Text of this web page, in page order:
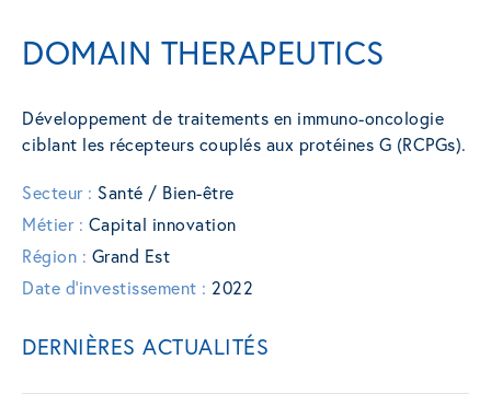
DOMAIN THERAPEUTICS
Développement de traitements en immuno-oncologie
ciblant les récepteurs couplés aux protéines G (RCPGs).
Secteur : Santé / Bien-être
Métier : Capital innovation
Région : Grand Est
Date d'investissement : 2022
DERNIÈRES ACTUALITÉS